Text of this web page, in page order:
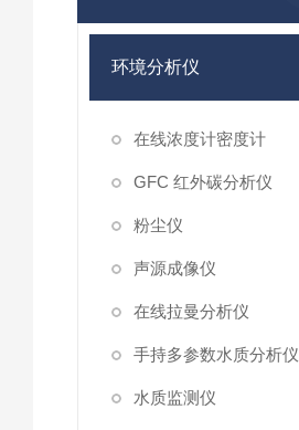
环境分析仪
在线浓度计密度计
GFC 红外碳分析仪
粉尘仪
声源成像仪
在线拉曼分析仪
手持多参数水质分析仪
水质监测仪